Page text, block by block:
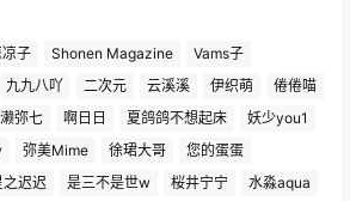
子 Shonen Magazine
Vams子
九九八吖 二次元 云溪溪 伊织萌
倦倦喵
弥七 啊日日 夏鸽鸽不想起床
妖少you1
弥美Mime 徐珺大哥
您的蛋蛋
之迟迟 是三不是世w 桜井宁宁 水淼aqua